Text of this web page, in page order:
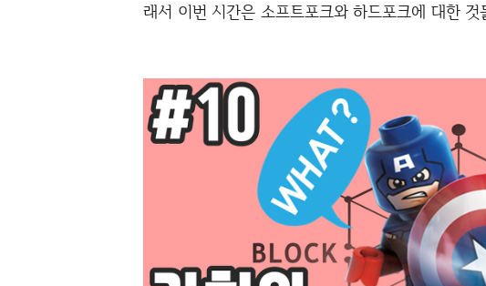
래서 이번 시간은 소프트포크와 하드포크에 대한